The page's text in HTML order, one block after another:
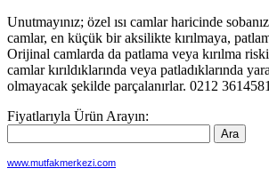
Unutmayınız; özel ısı camlar haricinde
camlar, en küçük bir aksilikte kırılmaya,
Orijinal camlarda da patlama veya kırılma
camlar kırıldıklarında veya patladıklarında
olmayacak şekilde parçalanırlar. 0212 3614581
Fiyatlarıyla Ürün Arayın:
www.mutfakmerkezi.com